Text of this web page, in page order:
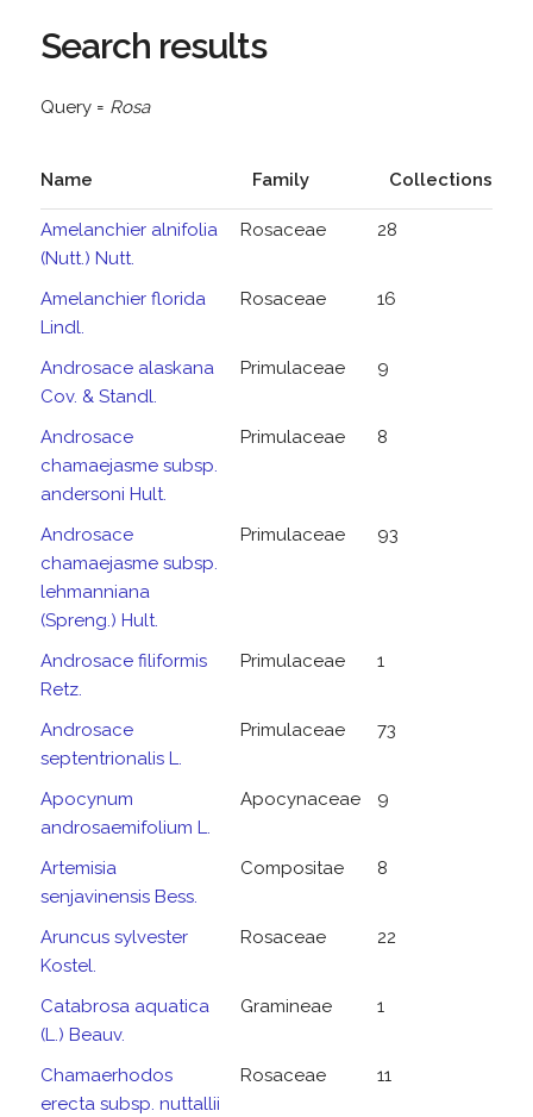
Search results
Query = Rosa
Name Family Collections
Amelanchier alnifolia
(Nutt.) Nutt.
Rosaceae 28
Amelanchier florida
Lindl.
Rosaceae 16
Androsace alaskana
Cov. & Standl.
Primulaceae 9
Androsace
chamaejasme subsp.
andersoni Hult.
Primulaceae 8
Androsace
chamaejasme subsp.
lehmanniana
(Spreng.) Hult.
Primulaceae 93
Androsace filiformis
Retz.
Primulaceae 1
Androsace
septentrionalis L.
Primulaceae 73
Apocynum
androsaemifolium L.
Apocynaceae 9
Artemisia
senjavinensis Bess.
Compositae 8
Aruncus sylvester
Kostel.
Rosaceae 22
Catabrosa aquatica
(L.) Beauv.
Gramineae 1
Chamaerhodos
erecta subsp. nuttallii
Rosaceae 11